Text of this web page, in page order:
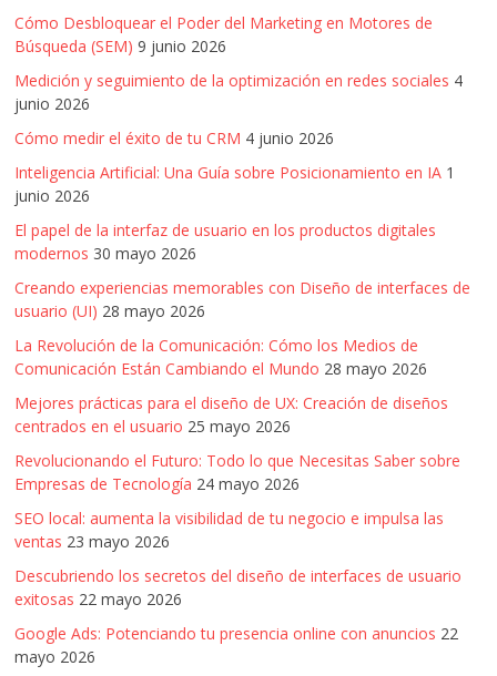
Periódicos
y
Producción
Gráfica
en
Colombia.
Cómo Desbloquear el Poder del Marketing en Motores de
Búsqueda (SEM) 9 junio 2026
Medición y seguimiento de la optimización en redes sociales 4
junio 2026
Cómo medir el éxito de tu CRM 4 junio 2026
Inteligencia Artificial: Una Guía sobre Posicionamiento en IA 1
junio 2026
El papel de la interfaz de usuario en los productos digitales
modernos 30 mayo 2026
Creando experiencias memorables con Diseño de interfaces de
usuario (UI) 28 mayo 2026
La Revolución de la Comunicación: Cómo los Medios de
Comunicación Están Cambiando el Mundo 28 mayo 2026
Mejores prácticas para el diseño de UX: Creación de diseños
centrados en el usuario 25 mayo 2026
Revolucionando el Futuro: Todo lo que Necesitas Saber sobre
Empresas de Tecnología 24 mayo 2026
SEO local: aumenta la visibilidad de tu negocio e impulsa las
ventas 23 mayo 2026
Descubriendo los secretos del diseño de interfaces de usuario
exitosas 22 mayo 2026
Google Ads: Potenciando tu presencia online con anuncios 22
mayo 2026